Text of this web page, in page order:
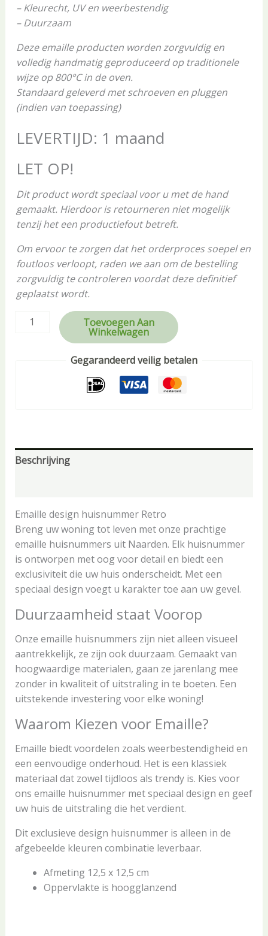
– Kleurecht, UV en weerbestendig
– Duurzaam
Deze emaille producten worden zorgvuldig en
volledig handmatig geproduceerd op traditionele
wijze op 800°C in de oven.
Standaard geleverd met schroeven en pluggen
(indien van toepassing)
LEVERTIJD: 1 maand
LET OP!
Dit product wordt speciaal voor u met de hand
gemaakt. Hierdoor is retourneren niet mogelijk
tenzij het een productiefout betreft.
Om ervoor te zorgen dat het orderproces soepel en
foutloos verloopt, raden we aan om de bestelling
zorgvuldig te controleren voordat deze definitief
geplaatst wordt.
Toevoegen Aan
Winkelwagen
Gegarandeerd veilig betalen
Beschrijving
Emaille design huisnummer Retro
Breng uw woning tot leven met onze prachtige
emaille huisnummers uit Naarden. Elk huisnummer
is ontworpen met oog voor detail en biedt een
exclusiviteit die uw huis onderscheidt. Met een
speciaal design voegt u karakter toe aan uw gevel.
Duurzaamheid staat Voorop
Onze emaille huisnummers zijn niet alleen visueel
aantrekkelijk, ze zijn ook duurzaam. Gemaakt van
hoogwaardige materialen, gaan ze jarenlang mee
zonder in kwaliteit of uitstraling in te boeten. Een
uitstekende investering voor elke woning!
Waarom Kiezen voor Emaille?
Emaille biedt voordelen zoals weerbestendigheid en
een eenvoudige onderhoud. Het is een klassiek
materiaal dat zowel tijdloos als trendy is. Kies voor
ons emaille huisnummer met speciaal design en geef
uw huis de uitstraling die het verdient.
Dit exclusieve design huisnummer is alleen in de
afgebeelde kleuren combinatie leverbaar.
Afmeting 12,5 x 12,5 cm
Oppervlakte is hoogglanzend